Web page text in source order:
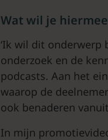
Wat wil je
‘Ik wil dit onderwerp
onderzoek en de
podcasts. Aan het
waarop de
ook benaderen
In mijn